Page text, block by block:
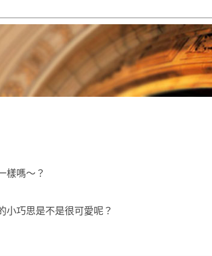
樣嗎～？
小巧思是不是很可愛呢？